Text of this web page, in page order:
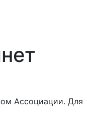
Ассоциации. Для